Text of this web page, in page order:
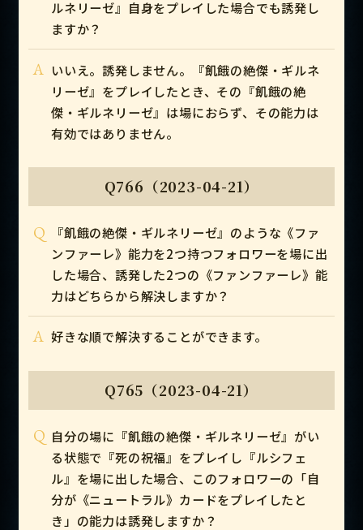
ルネリーゼ』自身をプレイした場合でも誘発し
ますか？
A いいえ。誘発しません。『飢餓の絶傑・ギルネ
リーゼ』をプレイしたとき、その『飢餓の絶
傑・ギルネリーゼ』は場におらず、その能力は
有効ではありません。
Q766（2023-04-21）
Q
『飢餓の絶傑・ギルネリーゼ』のような《ファ
ンファーレ》能力を2つ持つフォロワーを場に出
した場合、誘発した2つの《ファンファーレ》能
力はどちらから解決しますか？
A 好きな順で解決することができます。
Q765（2023-04-21）
Q 自分の場に『飢餓の絶傑・ギルネリーゼ』がい
る状態で『死の祝福』をプレイし『ルシフェ
ル』を場に出した場合、このフォロワーの「自
分が《ニュートラル》カードをプレイしたと
き」の能力は誘発しますか？